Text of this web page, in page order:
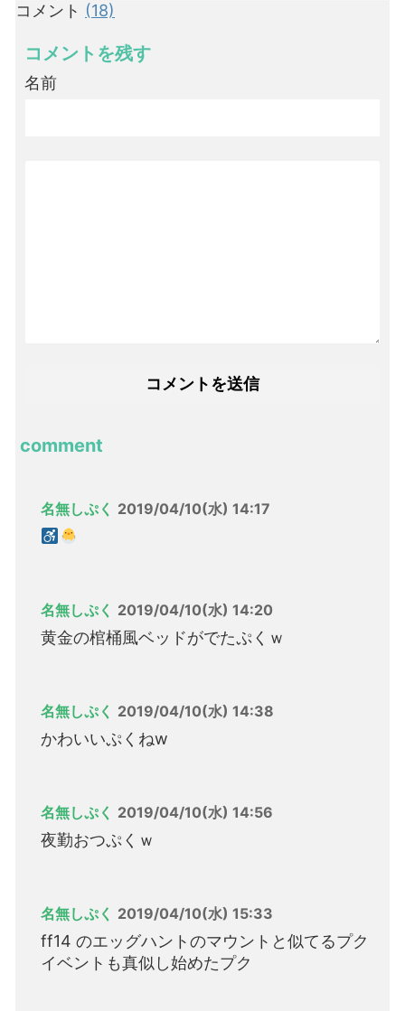
コメント (18)
コメントを残す
名前
comment
名無しぷく 2019/04/10(水) 14:17
名無しぷく 2019/04/10(水) 14:20
黄金の棺桶風ベッドがでたぷくｗ
名無しぷく 2019/04/10(水) 14:38
かわいいぷくねw
名無しぷく 2019/04/10(水) 14:56
夜勤おつぷくｗ
名無しぷく 2019/04/10(水) 15:33
ff14 のエッグハントのマウントと似てるプク
イベントも真似し始めたプク